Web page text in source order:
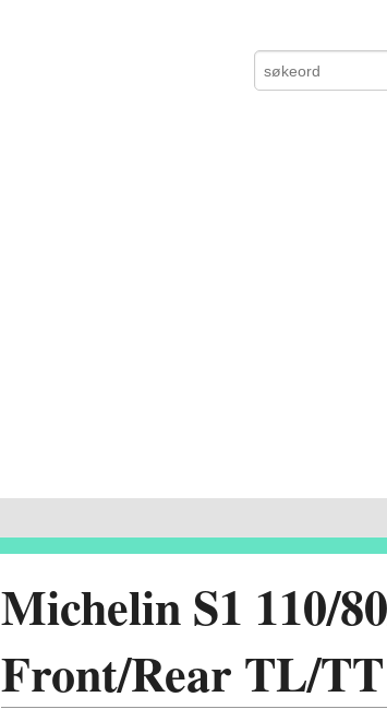
Michelin S1 110/
Front/Rear TL/TT